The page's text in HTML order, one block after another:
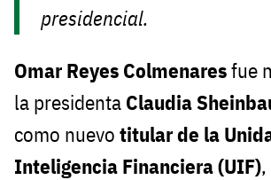
presidencial.
Omar Reyes Colmenaresfue
la presidenta Claudia
como nuevo titular de la
Inteligencia Financiera (UIF)